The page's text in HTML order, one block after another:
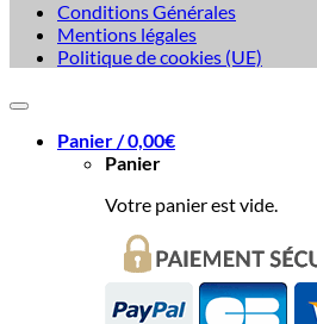
Conditions Générales
Mentions légales
Politique de cookies (UE)
Panier /0,00€
Panier
Votre panier est vide.